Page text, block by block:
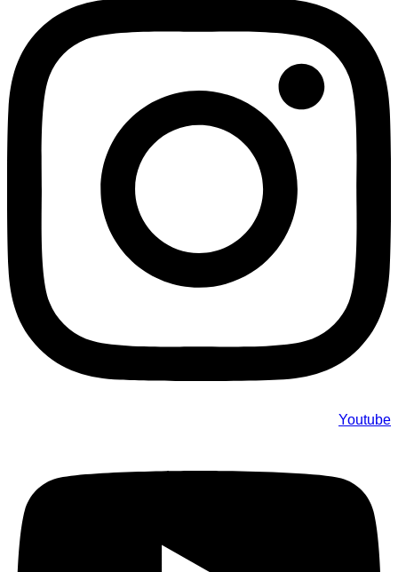
Youtube